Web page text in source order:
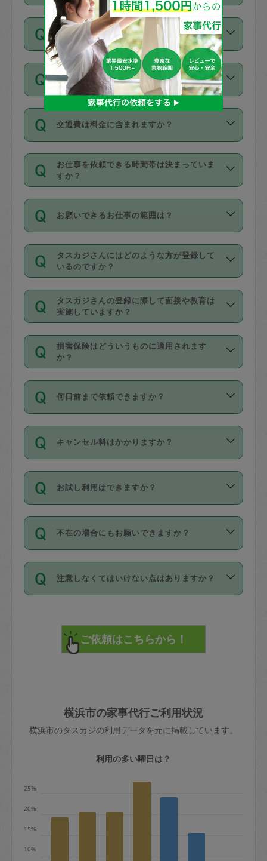
利用ください。機能をご利用いただくに
は、タスカジさんに事前に相談し、合意
の上事前申請することが必要です。な
お、3時間を下回っても、値引き等はござ
いません。
11種類の価格帯の中からタスカジさん自
身が価格を選んで設定しています。
タスカジさんの価格設定には最初は制限
があり、レビュー件数、レビューの平均
値、などで除々に設定可能な最高額が上
がっていく仕組みになっています。
支払い方法を教えてください
お支払方法はクレジットカード（Visa／
Master／JCB／AMERICAN EXPRESS／
Diners Club）のみとなります。
カード情報のご登録は、依頼リクエスト
を行う際にご入力ください。プロフィー
ル登録時にはご入力いただかなくても大
丈夫です。
デビットカード・プリペイドカード（Vプ
リカ、au WALLETなど）は支払にはご利
銀行振込や現金払いも対応していませ
なお、タスカジさんの交通費も、依頼料
金のご請求と合わせてお支払いとなりま
動計算で表示されます。
同じタスカジさんに定期的にお願いする場
合はお得になる？
依頼には「スポット」と「定期（毎週｜
隔週）」があり、「定期」の依頼は「ス
ポット」よりお得な料金でご利用できま
す。
定期の最低利用回数は設けていない代わ
りに、一定数を超えたキャンセルは有償
（例：毎週定期の場合は３回以上のキャ
ンセルが有償（1200円、隔週定期の場合
は２回以上のキャンセルが有償（1200
交通費は料金に含まれますか？
交通費は依頼料金とは別途発生し、依頼
料金のご請求と合わせてお支払いとなり
ます。交通費の金額は「依頼の詳細」に
お仕事を依頼できる時間帯は決まっていま
すか？
時間帯は3種類あります。いずれも１回あ
たり３時間です。
・ＡＭ ９時～１２時
・ＰＭ １３時～１６時
・夜 １８時～２１時
開始時間を２時間前後変更することが可
能です。依頼送信後、個別にタスカジさ
んにメッセージを送り調整してくださ
い。ただし、２時間を越えての調整はで
時間も被らない場合、損害保険の対象外
お願いできるお仕事の範囲は？
掃除、整理収納、洗濯、買い物、料理、
作り置きです。タスカジさんによってで
きる仕事の範囲が異なりますので、依頼
する前にタスカジさんのプロフィールで
確認してください。
基本的に、高所での作業や危険作業、屋
外での作業は対象外です。
タスカジさんにはどのような方が登録して
いるのですか？
主婦として長年の家事経験をお持ちの
方、栄養士・調理師といった資格者で保
育園や学校の給食やレストランで料理関
係の専門職に従事されていた方、日本で
すでにハウスキーパーや英語の先生とし
てお仕事をしているフィリピン出身の
社員など様々なバックグラウンドの方が
登録しています。
日本語も話せる方など様々です。
ールに記載していますので、各自の得意
を依頼してください。
タスカジさんの登録に際して面接や教育は
実施していますか？
応募の際に、各自事務局との面接と説明
を行っています。その後、身分証明書の
写真提出をしていただいています。外国
確認しています。タスカジさんトレーニ
ング動画を使ったセルフトレーニングの
現場トライアルを受け、合格したタスカ
ジさんが活動されています。
※テストセンターの講評は１件目のレビュ
参考
【詳細】タスカジさんの登録に際
損害保険はどういうものに適用されます
か？
依頼者とタスカジさんとの間でタスカジ
を通して成立した作業時間内での作業に
適用されます。作業範囲は、掃除、洗
です。作業中に物を壊したり、人にけが
をさせたりした場合が対象で、補償金額
す。
写真を撮り、
詳細FAQ：
損害賠償保険について教えて
何日前まで依頼できますか？
ご依頼は、現在を起点に3日後（72時間
以降）の日時から受付可能となっていま
す。
タスカジさんへ「募集」をかけることが
可能です。
キャンセル料はかかりますか？
キャンセル料には、以下の2種類がありま
す。
1. 直前キャンセル（定期、スポット契約
共通）
72時間を超える※と、以下のキャンセル
料が発生します。
直前キャンセル料：
72時間前〜24時間前＝依頼料金の50%
依頼者不在による当日キャンセル＝依頼
金額の100%＋交通費全額
※例：依頼日時／土曜日午前9時開始の場
水曜日9時〜金曜日9時まで＝依頼料金の
50%
金曜日9時～土曜日8時まで＝依頼金額の
お試し利用はできますか？
「お試し利用」というメニューはありま
せんが、「一回のみ」依頼を活用するこ
とによって、気に入ったタスカジさんを
まず、条件の合う気になるタスカジさ
みてください。
その後、一番気に入ったタスカジさんに
不在の場合にもお願いできますか？
不在の場合の作業はタスカジさんの同意
が必要です。数回の依頼ののち、タスカ
ジさんと依頼者の間で十分な信頼関係が
てください。
不在時に部屋に入るためにタスカジさん
きた場合は損害保険の対象外となるので
ご注意ください。
注意しなくてはいけない点はありますか？
で、必ず鍵のかかるロッカーや金庫に入
れて依頼者の責任の元管理するよう心掛
けてください。
玉、など
あわせてこちらも参照ください：初めて
はありますか？
横浜市の家事代行ご利用状況
横浜市のタスカジの利用データを元に掲載しています。
利用の多い曜日は？
10%
15%
20%
25%